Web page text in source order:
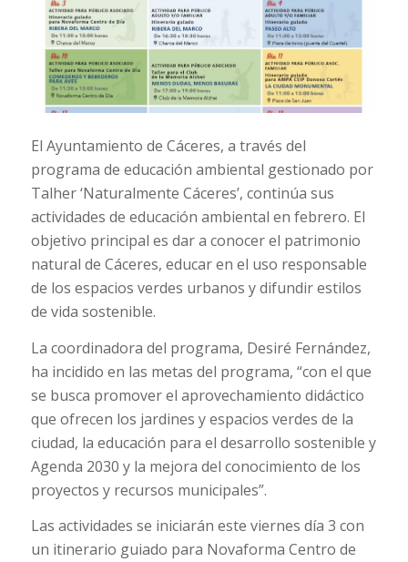
El Ayuntamiento de Cáceres, a través del
programa de educación ambiental gestionado por
Talher ‘Naturalmente Cáceres’, continúa sus
actividades de educación ambiental en febrero. El
objetivo principal es dar a conocer el patrimonio
natural de Cáceres, educar en el uso responsable
de los espacios verdes urbanos y difundir estilos
de vida sostenible.
La coordinadora del programa, Desiré Fernández,
ha incidido en las metas del programa, “con el que
se busca promover el aprovechamiento didáctico
que ofrecen los jardines y espacios verdes de la
ciudad, la educación para el desarrollo sostenible y
Agenda 2030 y la mejora del conocimiento de los
proyectos y recursos municipales”.
Las actividades se iniciarán este viernes día 3 con
un itinerario guiado para Novaforma Centro de